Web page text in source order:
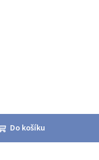
Do košíku